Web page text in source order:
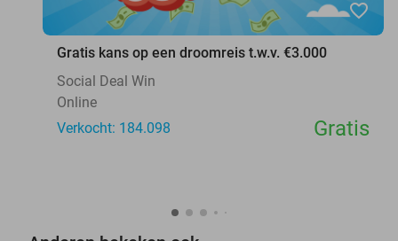
favorite_border
Gratis kans op een droomreis t.w.v. €3.000
Social Deal Win
Online
Verkocht: 184.098
Gratis